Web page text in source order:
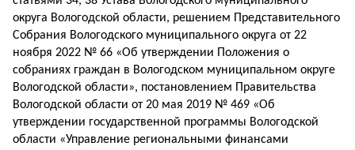
округа Вологодской области, решением Представительного
Собрания Вологодского муниципального округа от 22
ноября 2022 № 66 «Об утверждении Положения о
собраниях граждан в Вологодском муниципальном округе
Вологодской области», постановлением Правительства
Вологодской области от 20 мая 2019 № 469 «Об
утверждении государственной программы Вологодской
области «Управление региональными финансами